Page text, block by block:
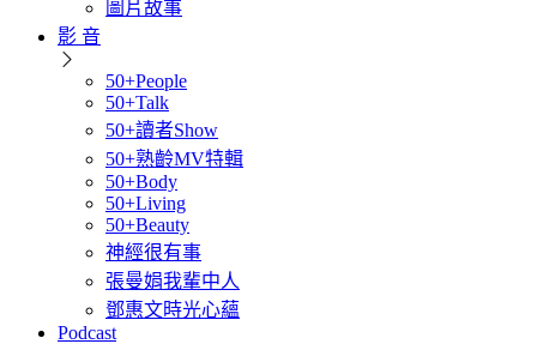
圖片故事
影 音
50+People
50+Talk
50+讀者Show
50+熟齡MV特輯
50+Body
50+Living
50+Beauty
神經很有事
張曼娟我輩中人
鄧惠文時光心蘊
Podcast